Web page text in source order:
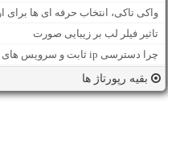
واکی تاکی، انتخاب حرفه ای ها
تاثیر فیلر لب بر زیبایی صورت
چرا دسترسی ip ثابت و سرویس های پیشرفته برای کاربران حرفه ای ضروری است؟
بقیه رپورتاژ ها